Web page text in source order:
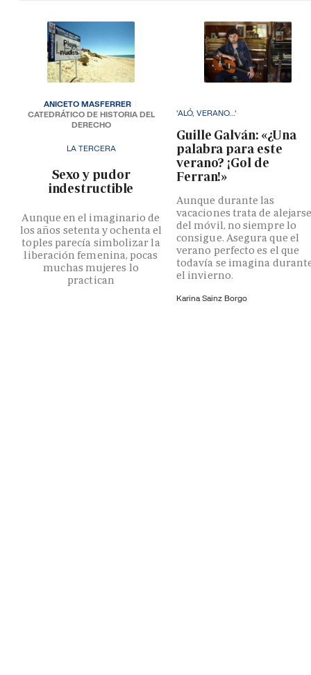
LA TERCERA
­Sexo y pudor
indestructible
Aunque en el imaginario de
los años setenta y ochenta el
toples parecía simbolizar la
liberación femenina, pocas
muchas mujeres lo
practican
ANICETO MASFERRER
CATEDRÁTICO DE HISTORIA DEL
DERECHO
'ALÓ, VERANO...'
Guille Galván: «¿Una
palabra para este
verano? ¡Gol de
Ferran!»
Aunque durante las
vacaciones trata de
del móvil, no siempre lo
consigue. Asegura que el
verano perfecto es el que
todavía se imagina
el invierno.
Karina Sainz Borgo